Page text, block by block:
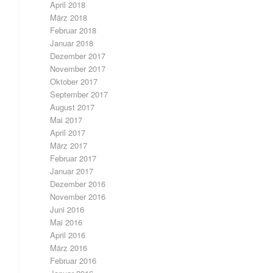
April 2018
März 2018
Februar 2018
Januar 2018
Dezember 2017
November 2017
Oktober 2017
September 2017
August 2017
Mai 2017
April 2017
März 2017
Februar 2017
Januar 2017
Dezember 2016
November 2016
Juni 2016
Mai 2016
April 2016
März 2016
Februar 2016